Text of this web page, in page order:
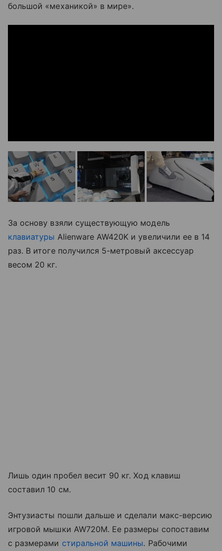
большой «механикой» в мире».
За основу взяли существующую модель
клавиатуры Alienware AW420K и увеличили ее в 14
раз. В итоге получился 5-метровый аксессуар
весом 20 кг.
Лишь один пробел весит 90 кг. Ход клавиш
составил 10 см.
Энтузиасты пошли дальше и сделали макс-версию
игровой мышки AW720M. Ее размеры сопоставим
с размерами стиральной машины. Рабочими